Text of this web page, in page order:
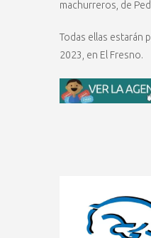
machurreros, de
Todas ellas estarán
2023, en El Fresno.